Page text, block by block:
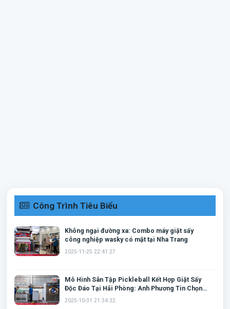
Công Trình Tiêu Biểu
Không ngại đường xa: Combo máy giặt sấy
công nghiệp wasky có mặt tại Nha Trang
2025-11-25 22:41:27
Mô Hình Sân Tập Pickleball Kết Hợp Giặt Sấy
Độc Đáo Tại Hải Phòng: Anh Phương Tin Chọn
Cặp Đôi Máy Giặt Wasky
2025-10-31 21:34:32